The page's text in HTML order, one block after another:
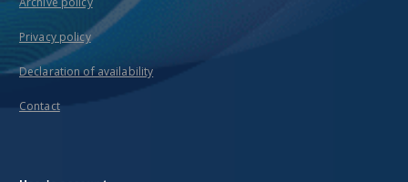
Privacy policy
Declaration of availability
Contact